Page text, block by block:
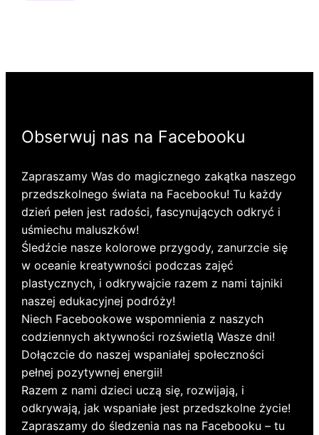
Obserwuj nas na Facebooku
Zapraszamy Was do magicznego zakątka naszego
przedszkolnego świata na Facebooku! Tu każdy
dzień pełen jest radości, fascynujących odkryć i
uśmiechu maluszków!
Śledźcie nasze kolorowe przygody, zanurzcie się
w oceanie kreatywności podczas zajęć
plastycznych, i odkrywajcie razem z nami tajniki
naszej edukacyjnej podróży!
Niech Facebookowe wspomnienia z naszych
codziennych aktywności rozświetlą Wasze dni!
Dołączcie do naszej wspaniałej społeczności
pełnej pozytywnej energii!
Razem z nami dzieci uczą się, rozwijają, i
odkrywają, jak wspaniałe jest przedszkolne życie!
Zapraszamy do śledzenia nas na Facebooku – tu